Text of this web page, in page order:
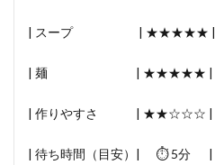
| スープ | ★★★★★ |
| 麺 | ★★★★★ |
| 作りやすさ | ★★☆☆☆ |
| 待ち時間（目安）| ⏱ 5分 |